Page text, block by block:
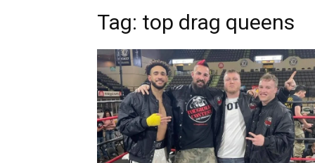
Tag: top drag queens